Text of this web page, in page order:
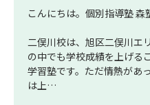
こんにちは。個別指導塾 森
二俣川校は、旭区二俣川エ
の中でも学校成績を上げる
学習塾です。ただ情熱があ
は上…